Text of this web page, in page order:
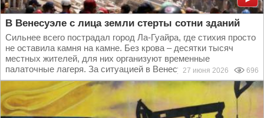
В Венесуэле с лица земли стерты сотни зданий
Сильнее всего пострадал город Ла-Гуайра, где стихия просто
не оставила камня на камне. Без крова – десятки тысяч
местных жителей, для них организуют временные
палаточные лагеря. За ситуацией в Венесуэле следит...
27 июня 2026 696